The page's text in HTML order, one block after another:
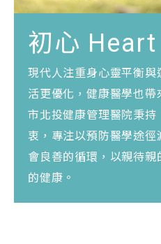
初心
現代人注重身心靈平衡
活更優化，健康醫學也
市北投健康管理醫院秉持
衷，專注以預防醫學途徑
會良善的循環，以親待親
的健康。